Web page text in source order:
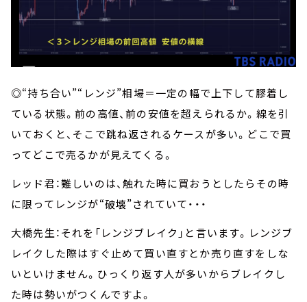
◎“持ち合い”“レンジ”相場＝一定の幅で上下して膠着し
ている状態。前の高値、前の安値を超えられるか。線を引
いておくと、そこで跳ね返されるケースが多い。どこで買
ってどこで売るかが見えてくる。
レッド君：難しいのは、触れた時に買おうとしたらその時
に限ってレンジが“破壊”されていて・・・
大橋先生：それを「レンジブレイク」と言います。レンジブ
レイクした際はすぐ止めて買い直すとか売り直すをしな
いといけません。ひっくり返す人が多いからブレイクし
た時は勢いがつくんですよ。